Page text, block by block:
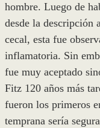
hombre. Luego de
desde la descripción
cecal, esta fue
inflamatoria. Sin
fue muy aceptado
Fitz 120 años más
fueron los primeros
temprana sería